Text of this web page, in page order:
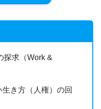
探求（Work &
き方（人権）の回